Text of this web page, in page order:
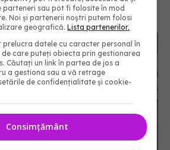
parteneri sau pot fi folosite în mod
Noi și partenerii noștri putem folosi
geografică.Lista partenerilor.
datele cu caracter personal în
care puteți obiecta prin gestionarea
Căutați un link în partea de jos a
a gestiona sau a vă retrage
de confidențialitate și cookie-
Consimțământ